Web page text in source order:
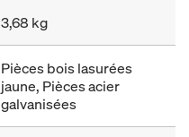
3,68 kg
Pièces bois lasurées
jaune, Pièces acier
galvanisées